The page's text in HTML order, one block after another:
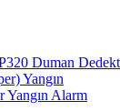
Duman
Yangın
Yangın Alarm